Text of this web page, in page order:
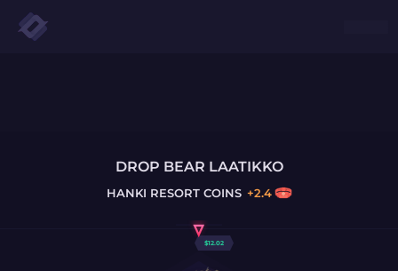
DROP BEAR LAATIKKO
HANKI RESORT COINS +2.4
$12.02